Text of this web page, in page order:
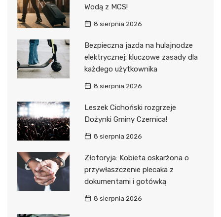
Wodą z MCS!
8 sierpnia 2026
Bezpieczna jazda na hulajnodze
elektrycznej: kluczowe zasady dla
każdego użytkownika
8 sierpnia 2026
Leszek Cichoński rozgrzeje
Dożynki Gminy Czernica!
8 sierpnia 2026
Złotoryja: Kobieta oskarżona o
przywłaszczenie plecaka z
dokumentami i gotówką
8 sierpnia 2026